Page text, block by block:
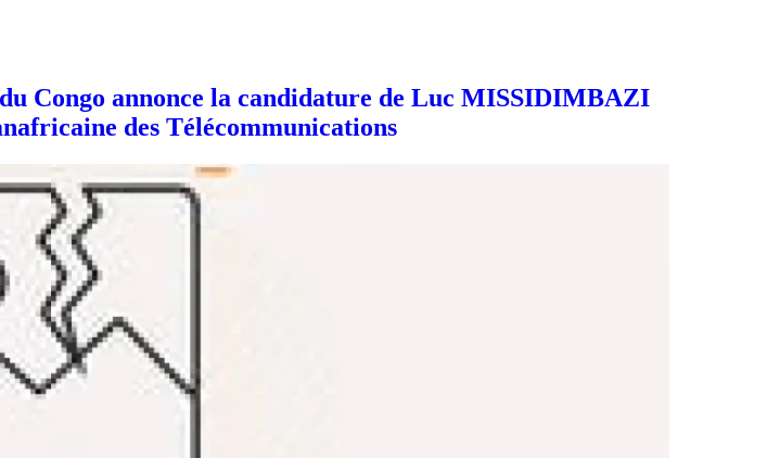
Congo annonce la candidature de Luc MISSIDIMBAZI
des Télécommunications